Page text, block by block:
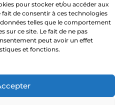
pour stocker et/ou accéder aux
de consentir à ces technologies
telles que le comportement
sur ce site. Le fait de ne pas
peut avoir un effet
et fonctions.
(Léa, Marc &
propre profil) ?